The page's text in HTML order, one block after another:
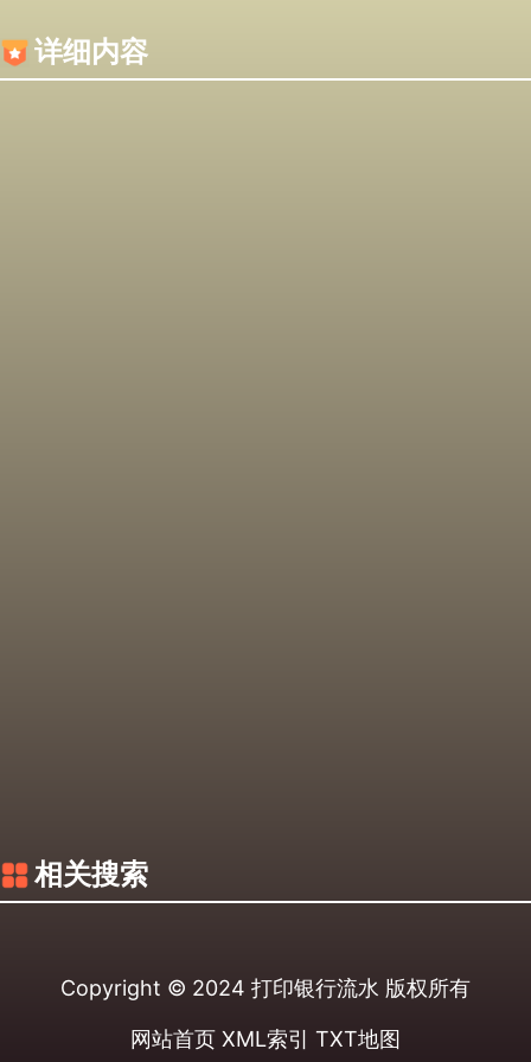
详细内容
相关搜索
Copyright © 2024 打印银行流水 版权所有
网站首页 XML索引 TXT地图